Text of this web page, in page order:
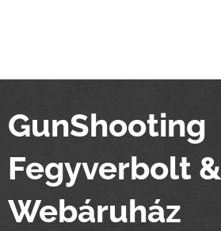
GunShooting
Fegyverbolt &
Webáruház